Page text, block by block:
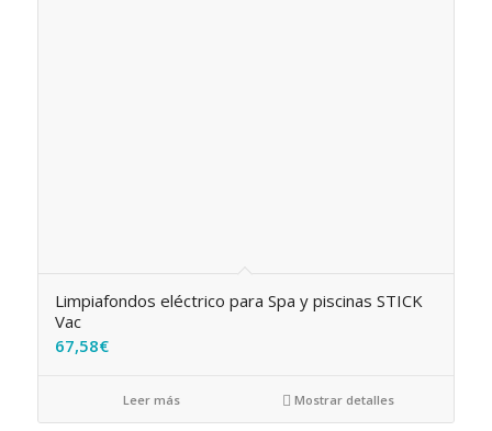
Limpiafondos eléctrico para Spa y piscinas STICK
Vac
67,58€
Leer más Mostrar detalles